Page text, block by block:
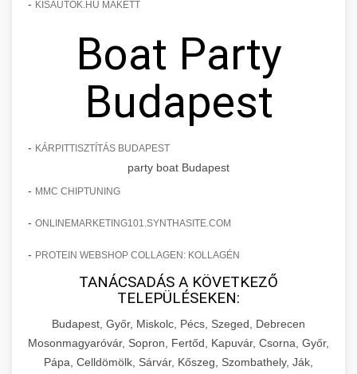
- KISAUTOK.HU MAKETT
Boat Party
Budapest
- KÁRPITTISZTÍTÁS BUDAPEST
party boat Budapest
- MMC CHIPTUNING
- ONLINEMARKETING101.SYNTHASITE.COM
- PROTEIN WEBSHOP COLLAGEN: KOLLAGÉN
TANÁCSADÁS A KÖVETKEZŐ
TELEPÜLÉSEKEN:
Budapest, Győr, Miskolc, Pécs, Szeged, Debrecen
Mosonmagyaróvár, Sopron, Fertőd, Kapuvár, Csorna, Győr,
Pápa, Celldömölk, Sárvár, Kőszeg, Szombathely, Ják,